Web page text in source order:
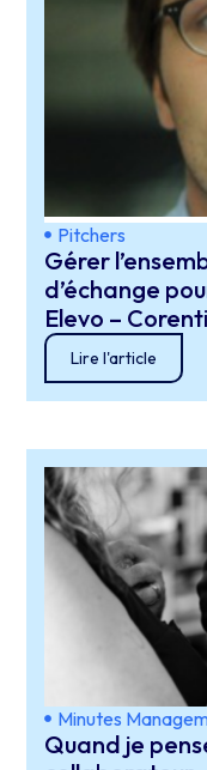
Pitchers
Gérer
d’échange
Elevo –
Lire l'article
Minutes
Quand je